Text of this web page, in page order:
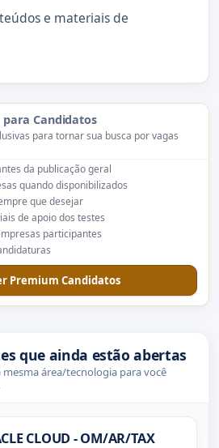
e materiais de
Candidatos
para tornar sua busca por vagas
da publicação geral
quando disponibilizados
que desejar
de apoio dos testes
participantes
Premium Candidatos
que ainda estão abertas
área/tecnologia para você
CLOUD - OM/AR/TAX